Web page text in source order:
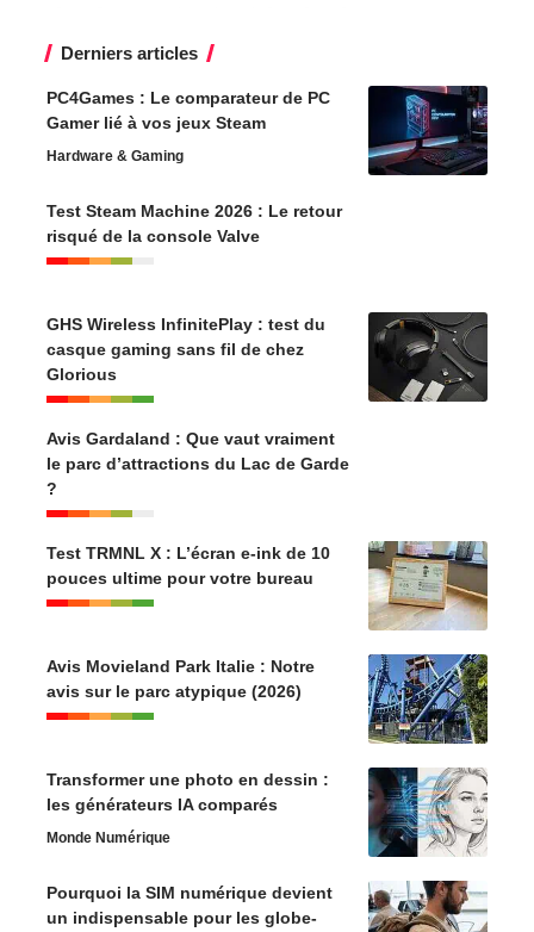
Derniers articles
PC4Games : Le comparateur de PC
Gamer lié à vos jeux Steam
Hardware & Gaming
Test Steam Machine 2026 : Le retour
risqué de la console Valve
GHS Wireless InfinitePlay : test du
casque gaming sans fil de chez
Glorious
Avis Gardaland : Que vaut vraiment
le parc d’attractions du Lac de Garde
?
Test TRMNL X : L’écran e-ink de 10
pouces ultime pour votre bureau
Avis Movieland Park Italie : Notre
avis sur le parc atypique (2026)
Transformer une photo en dessin :
les générateurs IA comparés
Monde Numérique
Pourquoi la SIM numérique devient
un indispensable pour les globe-